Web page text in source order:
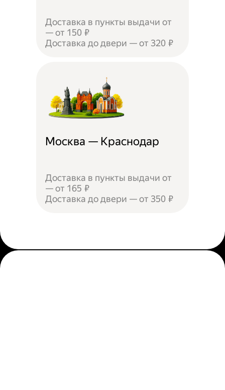
Доставка в пункты выдачи от
— от 150 ₽
Доставка до двери — от 320 ₽
Москва — Краснодар
Доставка в пункты выдачи от
— от 165 ₽
Доставка до двери — от 350 ₽